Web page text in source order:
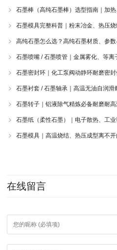
石墨棒（高纯石墨棒）选型指南｜加
石墨模具完整科普｜粉末冶金、热压
高纯石墨怎么选？高纯石墨材质、参
石墨喷嘴 / 石墨喷管｜金属雾化、等
石墨密封环｜化工泵阀动静环耐磨密
石墨衬套 / 石墨轴承｜高温无油自润
石墨转子｜铝液除气精炼必备耐磨耐
石墨纸（柔性石墨）｜电子散热、工
石墨模具｜高温烧结、热压成型离不
在线留言